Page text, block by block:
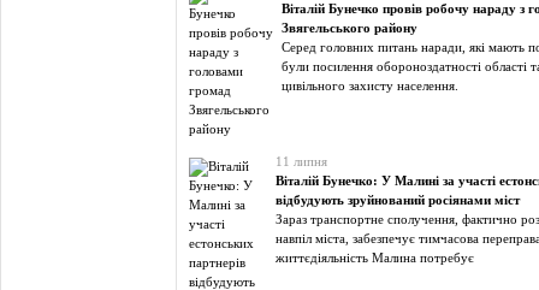
Віталій Бунечко провів робочу нараду з
Звягельського району
Серед головних питань наради, які мають
були посилення обороноздатності області
цивільного захисту населення.
11 липня
Віталій Бунечко: У Малині за участі
відбудують зруйнований росіянами міст
Зараз транспортне сполучення, фактично
навпіл міста, забезпечує тимчасова
життєдіяльність Малина потребує